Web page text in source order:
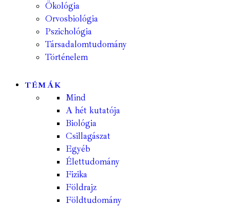
Ökológia
Orvosbiológia
Pszichológia
Társadalomtudomány
Történelem
TÉMÁK
Mind
A hét kutatója
Biológia
Csillagászat
Egyéb
Élettudomány
Fizika
Földrajz
Földtudomány